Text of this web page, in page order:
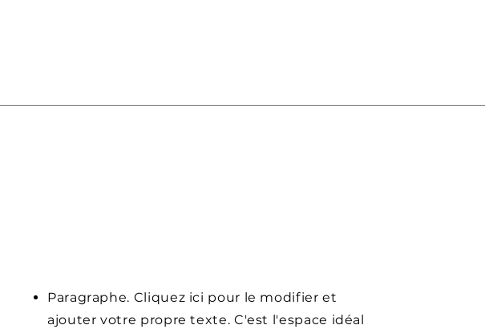
Paragraphe. Cliquez ici pour le modifier et
ajouter votre propre texte. C'est l'espace idéal